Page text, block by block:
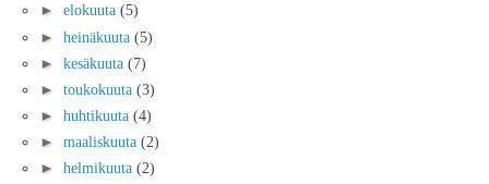
► elokuuta (5)
► heinäkuuta (5)
► kesäkuuta (7)
► toukokuuta (3)
► huhtikuuta (4)
► maaliskuuta (2)
► helmikuuta (2)